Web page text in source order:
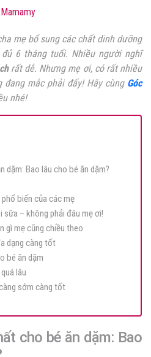
Mamamy
mẹ bổ sung các chất dinh dưỡng
6 tháng tuổi. Nhiều người nghĩ
rất dễ. Nhưng mẹ ơi, có rất nhiều
mắc phải đấy! Hãy cùng Góc
nhé!
dặm: Bao lâu cho bé ăn dặm?
biến của các mẹ
– không phải đâu mẹ ơi!
gì mẹ cũng chiều theo
dạng càng tốt
bé ăn dặm
lâu
sớm càng tốt
cho bé ăn dặm: Bao